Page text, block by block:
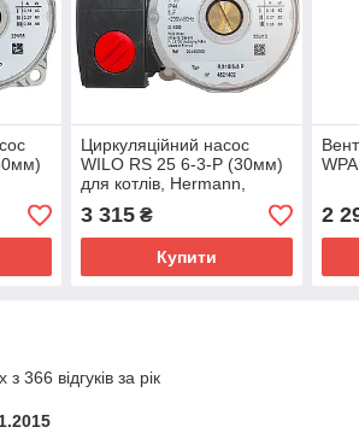
Циркуляційний насос
WILO RS 25 6-3-Р (30мм)
для котлів, Hermann,
Immergas, Ferroli, Termet,
Vaillant
3 315₴
Купити
2
366 відгуків за рік